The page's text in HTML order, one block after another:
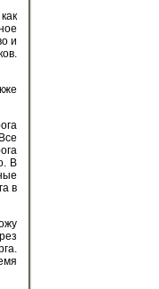
и
В
в